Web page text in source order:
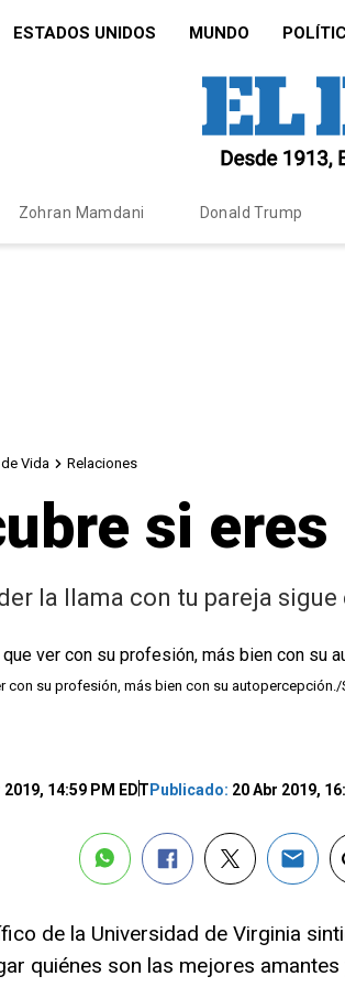
ESTADOS UNIDOS MUNDO
Zohran Mamdani Donald Trump
Vida Relaciones
si
la llama con tu pareja
con su profesión, más bien con su
2019, 14:59 PM EDT Publicado: 20 Abr 2019,
de la Universidad de Virginia
quiénes son las mejores